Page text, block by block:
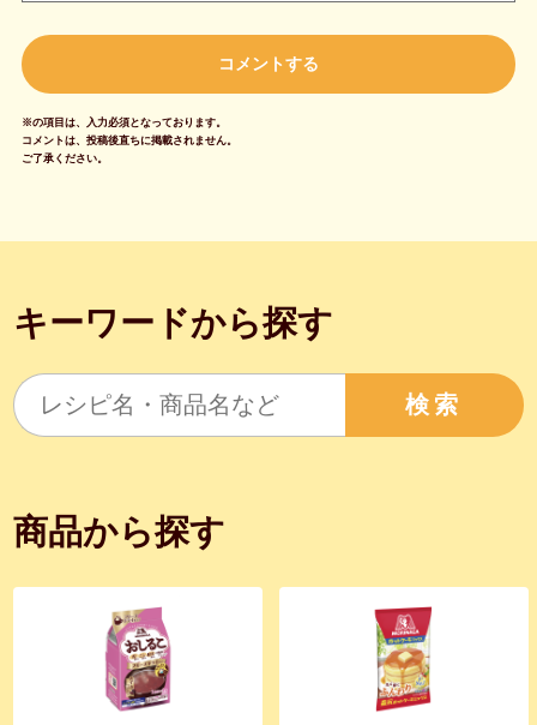
※の項目は、入力必須となっております。
コメントは、投稿後直ちに掲載されません。
ご了承ください。
キーワードから探す
検索
商品から探す